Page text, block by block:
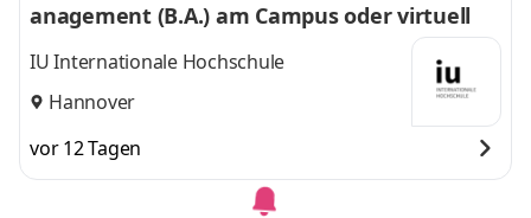
anagement (B.A.) am Campus oder virtuell
IU Internationale Hochschule
Hannover
vor 12 Tagen